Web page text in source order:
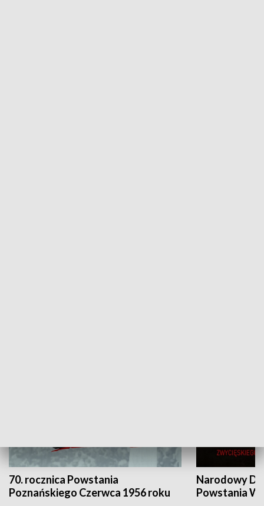
70. rocznica Powstania
Poznańskiego Czerwca 1956 roku
Narodowy
Powstania